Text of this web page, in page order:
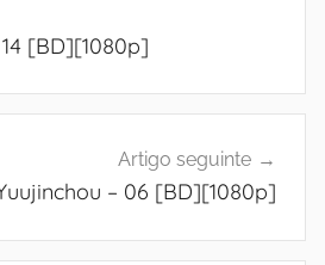
[BD][1080p]
Artigo seguinte
– 06 [BD][1080p]